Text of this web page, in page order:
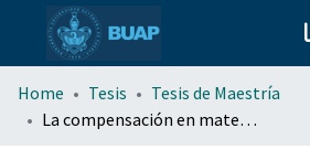
menu.section.about_menu
Home Tesis
Tesis de Maestría
La compensación en materia de divorcio: un análisis a la regulación en el estado de Puebla